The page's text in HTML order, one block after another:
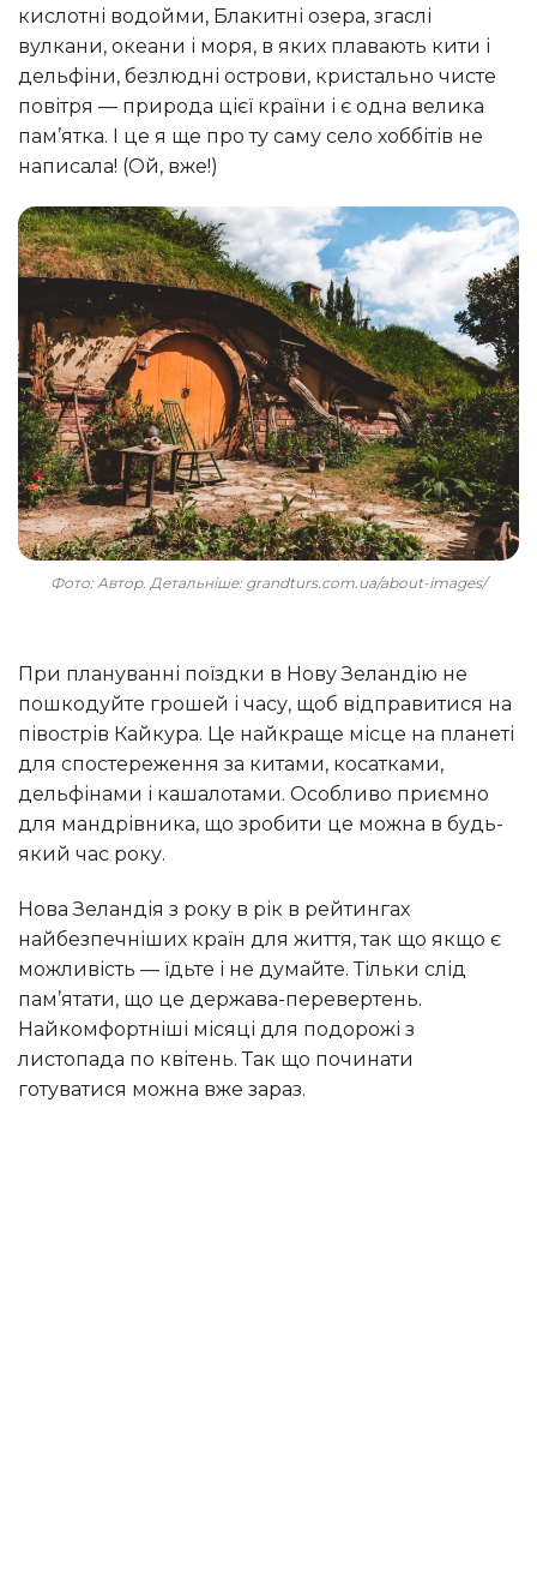
кислотні водойми, Блакитні озера, згаслі
вулкани, океани і моря, в яких плавають кити і
дельфіни, безлюдні острови, кристально чисте
повітря — природа цієї країни і є одна велика
пам’ятка. І це я ще про ту саму село хоббітів не
написала! (Ой, вже!)
Фото: Автор. Детальніше: grandturs.com.ua/about-images/
при плануванні поїздки в Нову Зеландію не
пошкодуйте грошей і часу, щоб відправитися на
півострів Кайкура. Це найкраще місце на планеті
для спостереження за китами, косатками,
дельфінами і кашалотами. Особливо приємно
для мандрівника, що зробити це можна в будь-
який час року.
Нова Зеландія з року в рік в рейтингах
найбезпечніших країн для життя, так що якщо є
можливість — їдьте і не думайте. Тільки слід
пам’ятати, що це держава-перевертень.
Найкомфортніші місяці для подорожі з
листопада по квітень. Так що починати
готуватися можна вже зараз.